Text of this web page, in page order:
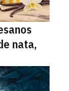
nata,